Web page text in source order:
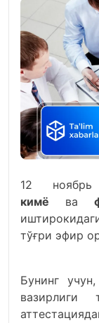
12 ноябрь
кимё ва
тўғри эфир
Бунинг
вазирлиги